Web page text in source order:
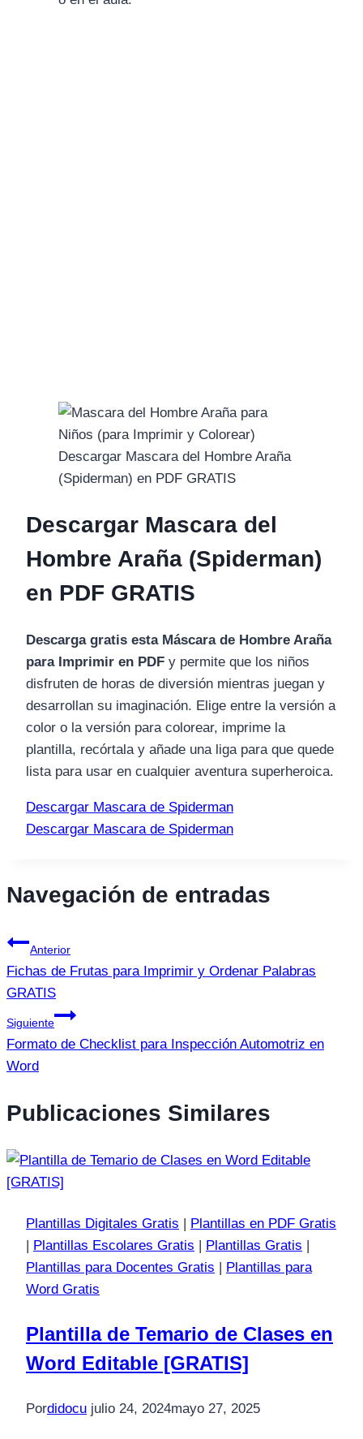
Descargar Mascara del Hombre Araña
(Spiderman) en PDF GRATIS
Descargar Mascara del
Hombre Araña (Spiderman)
en PDF GRATIS
Descarga gratis esta Máscara de Hombre Araña
para Imprimir en PDF y permite que los niños
disfruten de horas de diversión mientras juegan y
desarrollan su imaginación. Elige entre la versión a
color o la versión para colorear, imprime la
plantilla, recórtala y añade una liga para que quede
lista para usar en cualquier aventura superheroica.
Descargar Mascara de Spiderman
Descargar Mascara de Spiderman
Navegación de entradas
Anterior
Fichas de Frutas para Imprimir y Ordenar Palabras
GRATIS
Siguiente
Formato de Checklist para Inspección Automotriz en
Word
Publicaciones Similares
Plantillas Digitales Gratis | Plantillas en PDF Gratis
| Plantillas Escolares Gratis | Plantillas Gratis |
Plantillas para Docentes Gratis | Plantillas para
Word Gratis
Plantilla de Temario de Clases en
Word Editable [GRATIS]
Pordidocu julio 24, 2024mayo 27, 2025